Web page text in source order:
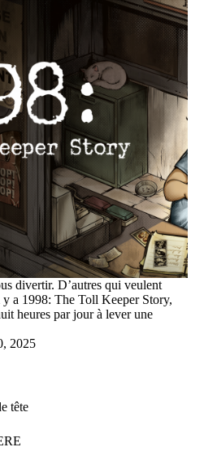
divertir. D’autres qui veulent
a 1998: The Toll Keeper Story,
heures par jour à lever une
2025
tête